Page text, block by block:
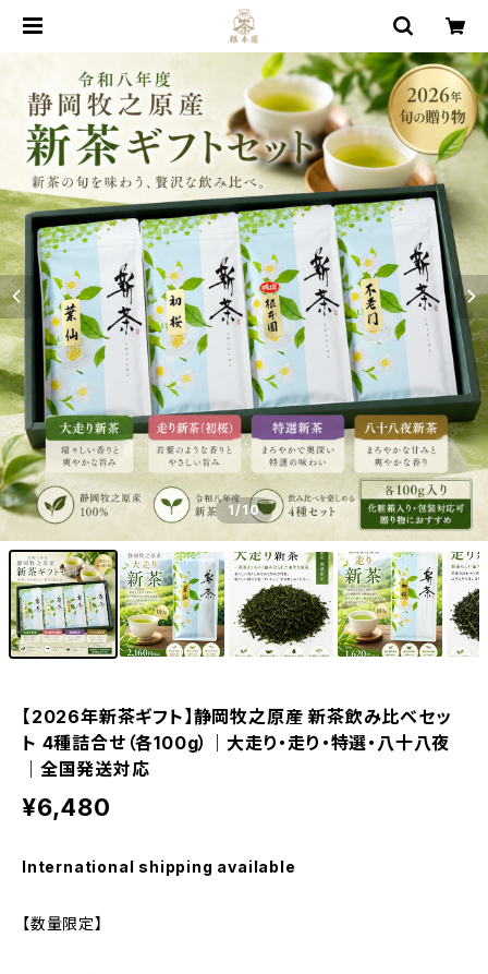
1/10
【2026年新茶ギフト】静岡牧之原産 新茶飲み比べセッ
ト 4種詰合せ（各100g）｜大走り・走り・特選・八十八夜
｜全国発送対応
¥6,480
International shipping available
【数量限定】